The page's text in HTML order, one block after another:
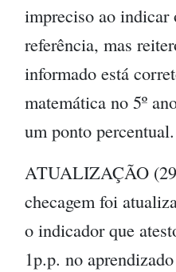
impreciso ao indicar
referência, mas
informado está
matemática no 5º
um ponto percentual.
ATUALIZAÇÃO
checagem foi
o indicador que
1p.p. no